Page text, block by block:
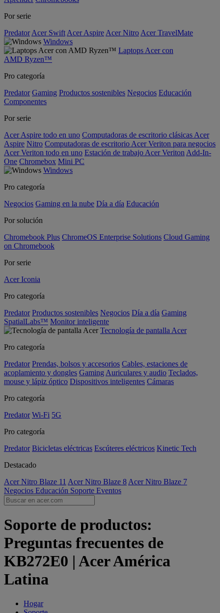
Por serie
Predator Acer Swift Acer Aspire Acer Nitro Acer TravelMate
Windows
Laptops Acer con
AMD Ryzen™
Pro categoría
Predator Gaming Productos sostenibles Negocios Educación
Componentes
Por serie
Acer Aspire todo en uno Computadoras de escritorio clásicas Acer
Aspire Nitro Computadoras de escritorio Acer Veriton para negocios
Acer Veriton todo en uno Estación de trabajo Acer Veriton Add-In-
One Chromebox Mini PC
Windows
Pro categoría
Negocios Gaming en la nube Día a día Educación
Por solución
Chromebook Plus ChromeOS Enterprise Solutions Cloud Gaming
on Chromebook
Por serie
Acer Iconia
Pro categoría
Predator Productos sostenibles Negocios Día a día Gaming
SpatialLabs™ Monitor inteligente
Tecnología de pantalla Acer
Pro categoría
Predator Prendas, bolsos y accesorios Cables, estaciones de
acoplamiento y dongles Gaming Auriculares y audio Teclados,
mouse y lápiz óptico Dispositivos inteligentes Cámaras
Pro categoría
Predator Wi-Fi 5G
Pro categoría
Predator Bicicletas eléctricas Escúteres eléctricos Kinetic Tech
Destacado
Acer Nitro Blaze 11 Acer Nitro Blaze 8 Acer Nitro Blaze 7
Negocios Educación Soporte Eventos
Soporte de productos:
Preguntas frecuentes de
KB272E0 | Acer América
Latina
Hogar